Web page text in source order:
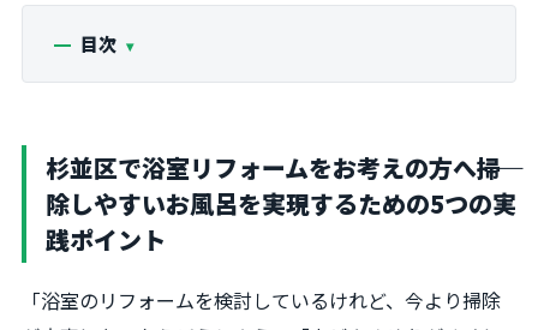
目次
杉並区で浴室リフォームをお考えの方へ――掃
除しやすいお風呂を実現するための5つの実
践ポイント
「浴室のリフォームを検討しているけれど、今より掃除